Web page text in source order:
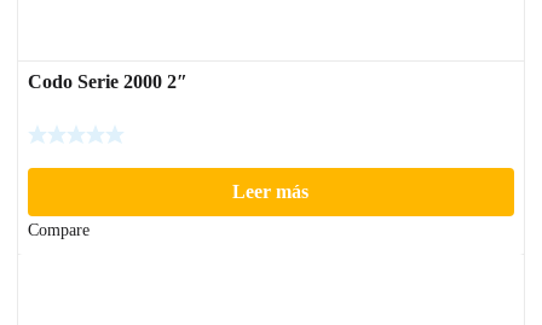
Codo Serie 2000 2″
Leer más
Compare